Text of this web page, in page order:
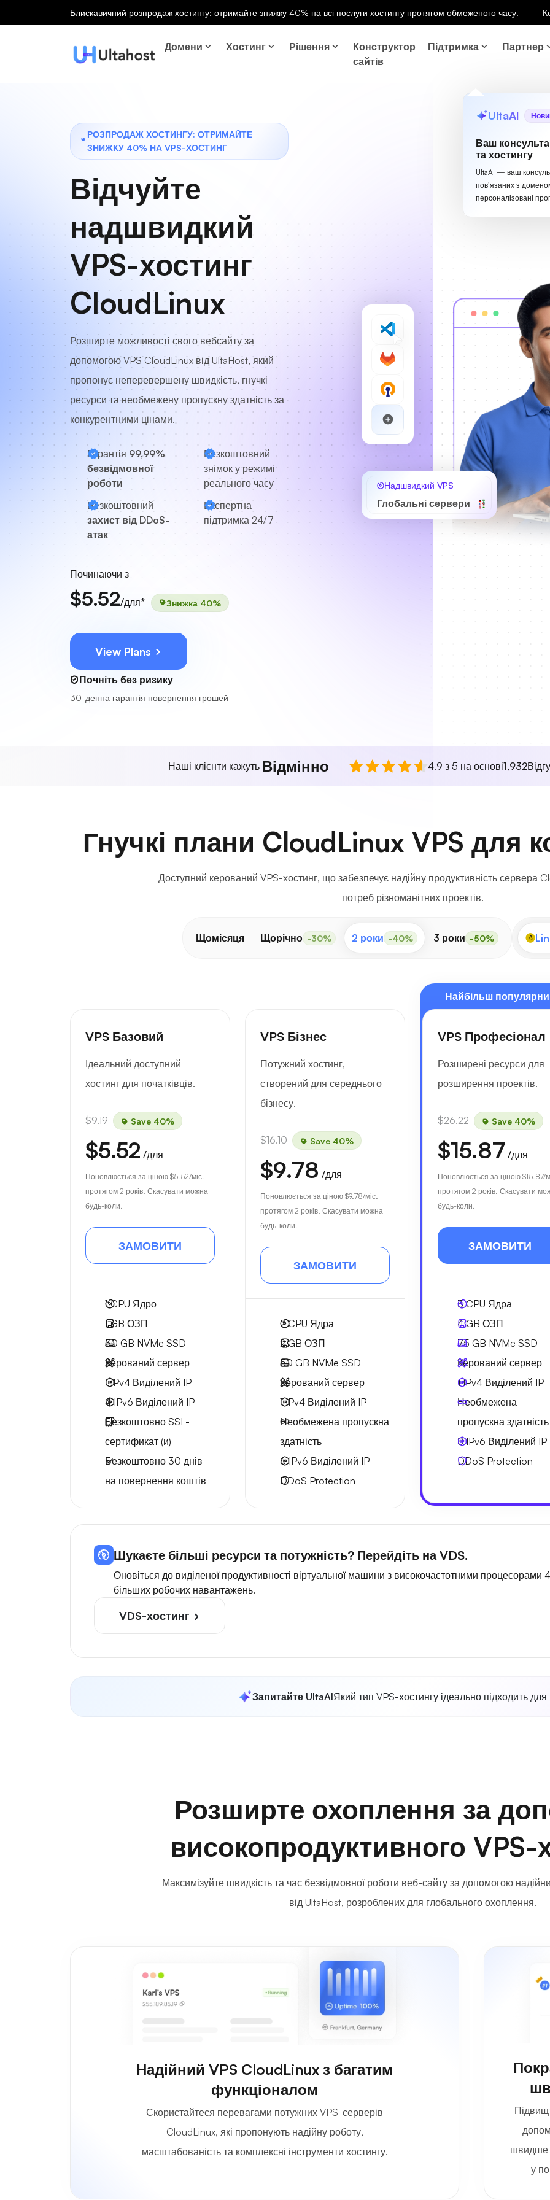
Блискавичний розпродаж хостингу: отримайте знижку 40% на всі послуги хостингу протягом обмеженого часу!
Домени Хостинг Рішення
Конструктор
сайтів
Підтримка Партнер
UltaAI
Ваш
та хостингу
UltaAI — ваш
пов’язаних з
персоналізовані
РОЗПРОДАЖ ХОСТИНГУ: ОТРИМАЙТЕ
ЗНИЖКУ 40% НА VPS-ХОСТИНГ
Відчуйте
надшвидкий
VPS-хостинг
CloudLinux
Розширте можливості свого вебсайту за
допомогою VPS CloudLinux від UltaHost, який
пропонує неперевершену швидкість, гнучкі
ресурси та необмежену пропускну здатність за
конкурентними цінами.
Гарантія 99,99%
безвідмовної
роботи
Безкоштовний
знімок у режимі
реального часу
Безкоштовний
захист від DDoS-
атак
Експертна
підтримка 24/7
Починаючи з
$5.52/для* Знижка 40%
View Plans
Почніть без ризику
30-денна гарантія повернення грошей
Надшвидкий VPS
Глобальні сервери
Наші клієнти кажуть Відмінно 4.9 з 5 на основі1,932
Гнучкі плани CloudLinux VPS для
Доступний керований VPS-хостинг, що забезпечує надійну продуктивність сервера
потреб різноманітних проектів.
Щомісяця Щорічно -30% 2 роки -40% 3 роки -50%
VPS Базовий
Ідеальний доступний
хостинг для початківців.
$9.19 Save 40%
$5.52 /для
Поновлюється за ціною $5.52/міс.
протягом 2 років. Скасувати можна
будь-коли.
ЗАМОВИТИ
1CPU Ядро
1 GB ОЗП
30 GB NVMe SSD
Керований сервер
1 IPv4 Виділений IP
4 IPv6 Виділений IP
Безкоштовно SSL-
сертификат (и)
Безкоштовно 30 днів
на повернення коштів
VPS Бізнес
Потужний хостинг,
створений для середнього
бізнесу.
$16.10 Save 40%
$9.78 /для
Поновлюється за ціною $9.78/міс.
протягом 2 років. Скасувати можна
будь-коли.
ЗАМОВИТИ
2CPU Ядра
2 GB ОЗП
50 GB NVMe SSD
Керований сервер
1 IPv4 Виділений IP
Необмежена пропускна
здатність
6 IPv6 Виділений IP
DDoS Protection
Найбільш
VPS Професіонал
Розширені ресурси для
розширення проектів.
$26.22 Save 40%
$15.87 /для
Поновлюється за ціною $15.87/
протягом 2 років. Скасувати
будь-коли.
ЗАМОВИТИ
3CPU Ядра
4 GB ОЗП
75 GB NVMe SSD
Керований сервер
1 IPv4 Виділений IP
Необмежена
пропускна здатність
8 IPv6 Виділений IP
DDoS Protection
Шукаєте більші ресурси та потужність? Перейдіть на VDS.
Оновіться до виділеної продуктивності віртуальної машини з високочастотними
більших робочих навантажень.
VDS-хостинг
Запитайте UltaAIЯкий тип VPS-хостингу ідеально підходить
Розширте охоплення за
високопродуктивного VPS-
Максимізуйте швидкість та час безвідмовної роботи веб-сайту за допомогою
від UltaHost, розроблених для глобального охоплення.
Надійний VPS CloudLinux з багатим
функціоналом
Скористайтеся перевагами потужних VPS-серверів
CloudLinux, які пропонують надійну роботу,
масштабованість та комплексні інструменти хостингу.
швидше
у